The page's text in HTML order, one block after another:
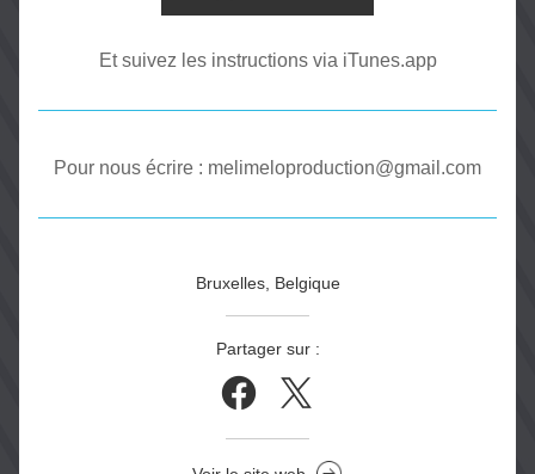
Et suivez les instructions via iTunes.app
Pour nous écrire : melimeloproduction@gmail.com
Bruxelles, Belgique
Partager sur :